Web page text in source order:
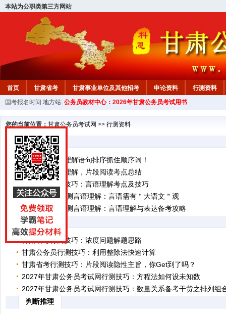
本站为公职类第三方网站
首页 甘肃省考 甘肃事业单位及其他招考 申论资料
行测资料
国考报名时间 地方站: 公务员教材中心：2026年甘肃公务员考试用书
您的当前位置： 甘肃公务员考试网 >> 行测资料
言语理解
甘肃省考言语理解语句排序抓住顺序词！
更多行测技巧与方法扫码获取 行测言语理解例题讲解
甘肃行测言语理解，片段阅读考点总结
更多行测技巧与方法扫码获取 行测言语理解例题讲解
甘肃省考行测技巧：言语理解考点及技巧
更多行测技巧与方法扫码获取 行测言语理解例题讲解
2027年甘肃行测言语理解：言语需有＂大语文＂观
更多行测技巧与方法扫码获取 行测言语理解例题讲解
2027年甘肃行测言语理解：言语理解与表达备考攻略
更多行测技巧与方法扫码获取 行测言语理解例题讲解
数量关系
甘肃省考行测技巧：浓度问题解题思路
更多行测技巧与方法扫码获取 例题讲解，做好笔记
甘肃公务员行测技巧：利用整除法快速计算
更多行测技巧与方法扫码获取 例题讲解，做好笔记
甘肃省考行测技巧：片段阅读隐性主旨，你Get到了吗？
更多行测技巧与方法扫码获取 例题讲解，做好笔记
2027年甘肃公务员考试网行测技巧：方程法如何设未知数
更多行测技巧与方法扫码获取 例题讲解，做好笔记
2027年甘肃公务员考试网行测技巧：数量关系备考干货之排列组
更多行测技巧与方法扫码获取 例题讲解，做好笔记
判断推理